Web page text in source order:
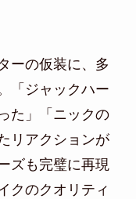
ーの仮装に、多
「ジャックハー
た」「ニックの
リアクションが
ズも完璧に再現
クのクオリティ